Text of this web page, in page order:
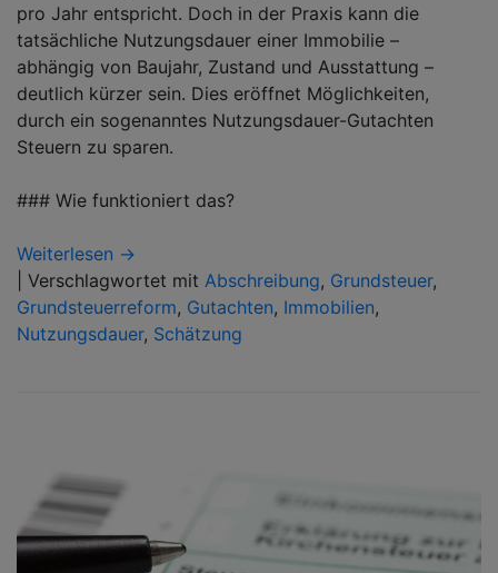
pro Jahr entspricht. Doch in der Praxis kann die
tatsächliche Nutzungsdauer einer Immobilie –
abhängig von Baujahr, Zustand und Ausstattung –
deutlich kürzer sein. Dies eröffnet Möglichkeiten,
durch ein sogenanntes Nutzungsdauer-Gutachten
Steuern zu sparen.
### Wie funktioniert das?
Weiterlesen →
Verschlagwortet mit Abschreibung, Grundsteuer,
Grundsteuerreform, Gutachten, Immobilien,
Nutzungsdauer, Schätzung